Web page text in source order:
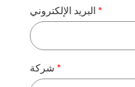
البريد الإلكتروني
شركة